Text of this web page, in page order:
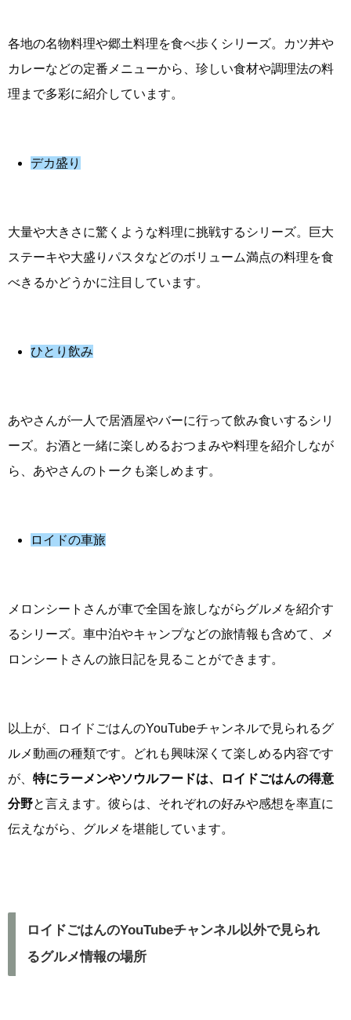
各地の名物料理や郷土料理を食べ歩くシリーズ。カツ丼や
カレーなどの定番メニューから、珍しい食材や調理法の料
理まで多彩に紹介しています。
デカ盛り
大量や大きさに驚くような料理に挑戦するシリーズ。巨大
ステーキや大盛りパスタなどのボリューム満点の料理を食
べきるかどうかに注目しています。
ひとり飲み
あやさんが一人で居酒屋やバーに行って飲み食いするシリ
ーズ。お酒と一緒に楽しめるおつまみや料理を紹介しなが
ら、あやさんのトークも楽しめます。
ロイドの車旅
メロンシートさんが車で全国を旅しながらグルメを紹介す
るシリーズ。車中泊やキャンプなどの旅情報も含めて、メ
ロンシートさんの旅日記を見ることができます。
以上が、ロイドごはんのYouTubeチャンネルで見られるグ
ルメ動画の種類です。どれも興味深くて楽しめる内容です
が、 特にラーメンやソウルフードは、ロイドごはんの得意
分野と言えます。彼らは、それぞれの好みや感想を率直に
伝えながら、グルメを堪能しています。
ロイドごはんのYouTubeチャンネル以外で見られ
るグルメ情報の場所